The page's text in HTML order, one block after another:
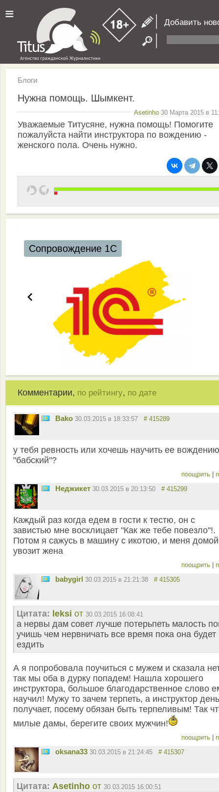
≡ Добавить
Блоги
Нужна помощь. Шымкент.
Asetinho 30 Марта 2015 в
Уважаемые Титусяне, нужна помощь! Помогите
пожалуйста найти инструктора по вождению -
женского пола. Очень нужно.
Комментарии, по рейтингу, по дате
Bako 30.03.2015 в 18:33:57 # 415289
у тебя ревность или хочешь научить ее
"бабский"?
поощрить
Неджикет 30.03.2015 в 20:13:50 # 415299
Каждый раз когда едем в гости к тестю, он с
завистью мне восклицает "Как же тебе повезло"!.
Потом я сажусь в машину с икотою, и меня домой
увозит жена
поощрить
babygirl 30.03.2015 в 21:21:38 # 415305
Цитата: leksi от 30.03.2015 16:08:41
а нервы дам совет лучше потерьпеть малость
учишь чем нервничать все время пока она будет
ездить
А я попробовала поучиться с мужем и сказала
так мы оба в дурку попадем! Нашла хорошего
инструктора, большое благодарственное слово
научил! Мужу то зачем терпеть, а инструктор
получает, посему обязан быть терпеливым! Так
милые дамы, берегите своих мужчин!
поощрить
oksana33 30.03.2015 в 21:24:45 # 415307
Цитата: Asetinho от 30.03.2015 16:00:51